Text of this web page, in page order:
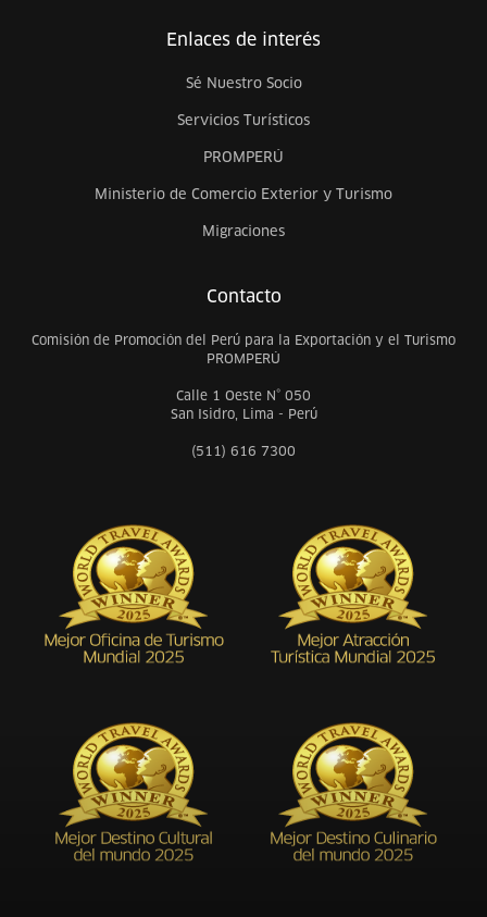
Enlaces de interés
Sé Nuestro Socio
Servicios Turísticos
PROMPERÚ
Ministerio de Comercio Exterior y Turismo
Migraciones
Contacto
Comisión de Promoción del Perú para la Exportación y el Turismo
PROMPERÚ
Calle 1 Oeste N° 050
San Isidro, Lima - Perú
(511) 616 7300